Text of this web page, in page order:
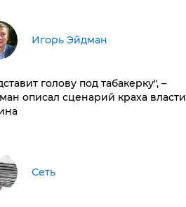
Игорь Эйдман
голову под табакерку", –
описал сценарий краха власти
Сеть